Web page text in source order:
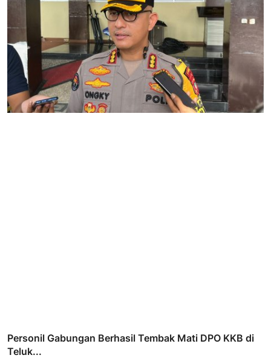
Personil Gabungan Berhasil Tembak Mati DPO KKB di
Teluk...